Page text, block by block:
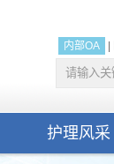
内部OA
护理风采